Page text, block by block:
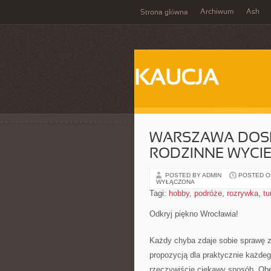
Strona główna Archiwum Ash
KAUCJA
WARSZAWA
RODZINNE
POSTED BY ADMIN
POSTED
WYŁĄCZONA
Tagi: hobby, podróże, rozrywka,
Odkryj piękno Wrocławia!
Każdy chyba zdaje sobie sprawę
propozycją dla praktycznie